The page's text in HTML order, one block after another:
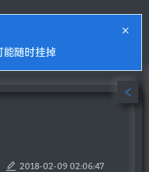
能随时挂掉
2018-02-09 02:06:47